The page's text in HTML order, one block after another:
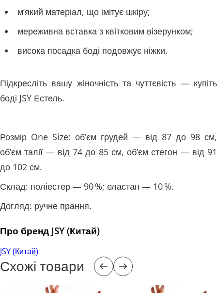
м’який матеріал, що імітує шкіру;
мереживна вставка з квітковим візерунком;
висока посадка боді подовжує ніжки.
Підкресліть вашу жіночність та чуттєвість — купіть
боді JSY Естель.
Розмір One Size: об’єм грудей — від 87 до 98 см,
об’єм талії — від 74 до 85 см, об’єм стегон — від 91
до 102 см.
Склад: поліестер — 90 %; еластан — 10 %.
Догляд: ручне прання.
Про бренд JSY (Китай)
JSY (Китай)
Схожі товари